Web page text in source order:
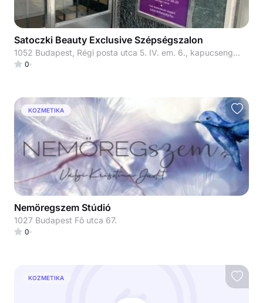
Satoczki Beauty Exclusive Szépségszalon
1052 Budapest, Régi posta utca 5. IV. em. 6., kapucsengő: 33
0
KOZMETIKA
Nemöregszem Stúdió
1027 Budapest Fő utca 67.
0
KOZMETIKA